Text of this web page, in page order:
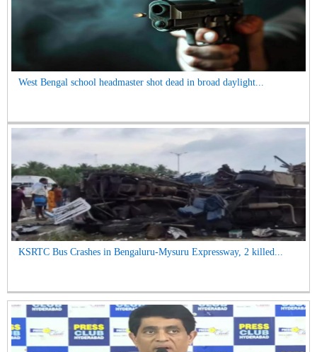
West Bengal school headmaster shot dead in broad daylight...
KSRTC Bus Crashes in Bengaluru-Mysuru Expressway, 2 killed...